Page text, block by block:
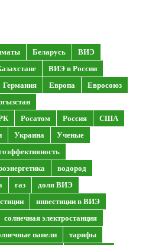
Беларусь
ВИЭ
ВИЭ в России
Германия Европа
Евросоюз
Росатом Россия
США
Украина
Ученые
водород
газ
доля ВИЭ
инвестиции в ВИЭ
солнечная электростанция
панели
тарифы